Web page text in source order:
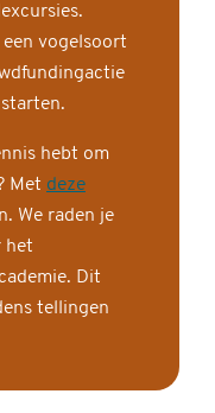
vogelsoort
hebt om
Met deze
We raden je
het
Dit
tellingen